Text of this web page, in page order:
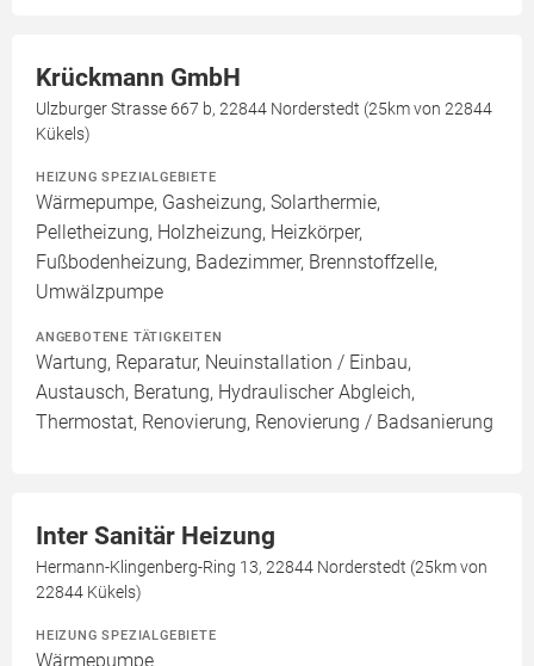
Krückmann GmbH
Ulzburger Strasse 667 b, 22844 Norderstedt (25km von 22844
Kükels)
HEIZUNG SPEZIALGEBIETE
Wärmepumpe, Gasheizung, Solarthermie,
Pelletheizung, Holzheizung, Heizkörper,
Fußbodenheizung, Badezimmer, Brennstoffzelle,
Umwälzpumpe
ANGEBOTENE TÄTIGKEITEN
Wartung, Reparatur, Neuinstallation / Einbau,
Austausch, Beratung, Hydraulischer Abgleich,
Thermostat, Renovierung, Renovierung / Badsanierung
Inter Sanitär Heizung
Hermann-Klingenberg-Ring 13, 22844 Norderstedt (25km von
22844 Kükels)
HEIZUNG SPEZIALGEBIETE
Wärmepumpe